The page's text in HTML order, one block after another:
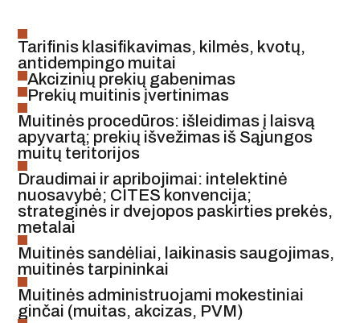
Tarifinis klasifikavimas, kilmės, kvotų,
antidempingo muitai
Akcizinių prekių gabenimas
Prekių muitinis įvertinimas
Muitinės procedūros: išleidimas į laisvą
apyvartą; prekių išvežimas iš Sąjungos
muitų teritorijos
Draudimai ir apribojimai: intelektinė
nuosavybė; CITES konvencija;
strateginės ir dvejopos paskirties prekės,
metalai
Muitinės sandėliai, laikinasis saugojimas,
muitinės tarpininkai
Muitinės administruojami mokestiniai
ginčai (muitas, akcizas, PVM)